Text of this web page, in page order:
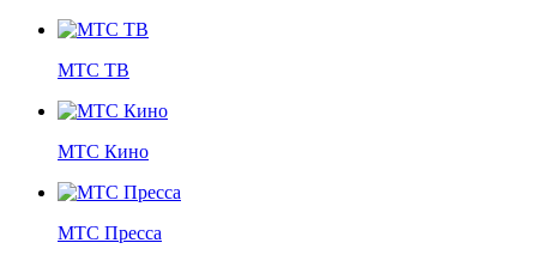
МТС ТВ
МТС Кино
МТС Пресса